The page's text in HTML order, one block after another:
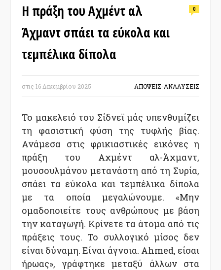
Η πράξη του Αχμέντ αλ
Άχμαντ σπάει τα εύκολα και
τεμπέλικα δίπολα
0
στις 16 Δεκεμβρίου 2025 ΑΠΟΨΕΙΣ-ΑΝΑΛΥΣΕΙΣ
Το μακελειό του Σίδνεϊ μάς υπενθυμίζει
τη φασιστική φύση της τυφλής βίας.
Ανάμεσα στις φρικιαστικές εικόνες η
πράξη του Αχμέντ αλ-Άχμαντ,
μουσουλμάνου μετανάστη από τη Συρία,
σπάει τα εύκολα και τεμπέλικα δίπολα
με τα οποία μεγαλώνουμε. «Μην
ομαδοποιείτε τους ανθρώπους με βάση
την καταγωγή. Κρίνετε τα άτομα από τις
πράξεις τους. Το συλλογικό μίσος δεν
είναι δύναμη. Είναι άγνοια. Ahmed, είσαι
ήρωας», γράφτηκε μεταξύ άλλων στα